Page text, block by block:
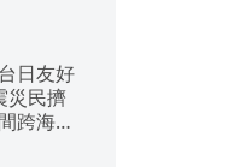
日友好
災民擠
跨海急